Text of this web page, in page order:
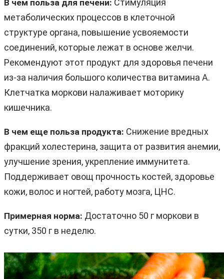
В чем польза для печени: Стимуляция
метаболических процессов в клеточной
структуре органа, повышение усвояемости
соединений, которые лежат в основе желчи.
Рекомендуют этот продукт для здоровья печени
из-за наличия большого количества витамина A.
Клетчатка моркови налаживает моторику
кишечника.
В чем еще польза продукта: Снижение вредных
фракций холестерина, защита от развития анемии,
улучшение зрения, укрепление иммунитета.
Поддерживает овощ прочность костей, здоровье
кожи, волос и ногтей, работу мозга, ЦНС.
Примерная норма: Достаточно 50 г моркови в
сутки, 350 г в неделю.